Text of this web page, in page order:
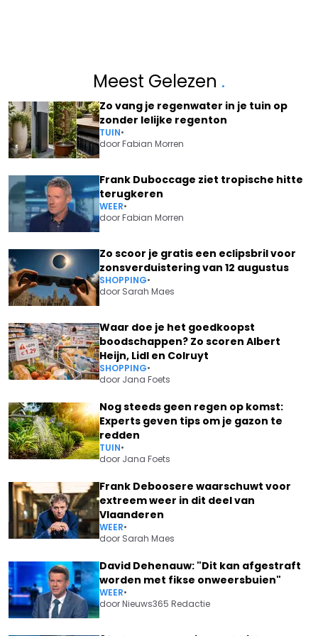
Meest Gelezen .
Zo vang je regenwater in je tuin op
zonder lelijke regenton
TUIN•
doorFabian Morren
Frank Duboccage ziet tropische hitte
terugkeren
WEER•
doorFabian Morren
Zo scoor je gratis een eclipsbril voor
zonsverduistering van 12 augustus
SHOPPING•
door Sarah Maes
Waar doe je het goedkoopst
boodschappen? Zo scoren Albert
Heijn, Lidl en Colruyt
SHOPPING•
door Jana Foets
Nog steeds geen regen op komst:
Experts geven tips om je gazon te
redden
TUIN•
door Jana Foets
Frank Deboosere waarschuwt voor
extreem weer in dit deel van
Vlaanderen
WEER•
door Sarah Maes
David Dehenauw: "Dit kan afgestraft
worden met fikse onweersbuien"
WEER•
doorNieuws365 Redactie